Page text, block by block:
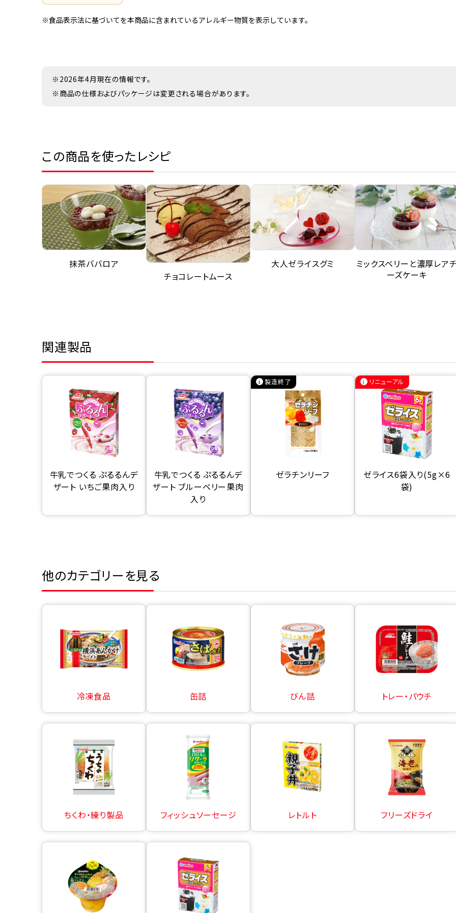
※食品表示法に基づいてを本商品に含まれているアレルギー物質を表示しています。
※2026年4月現在の情報です。
※商品の仕様およびパッケージは変更される場合があります。
この商品を使ったレシピ
抹茶ババロア
チョコレートムース
大人ゼライスグミ
ミックスベリーと濃厚レア
ーズケーキ
関連製品
牛乳でつくる ぷるるんデ
ザート いちご果肉入り
牛乳でつくる ぷるるんデ
ザート ブルーベリー果肉
入り
ゼラチンリーフ
製造終了
ゼライス6袋入り(5g×6
袋)
リニューアル
他のカテゴリーを見る
冷凍食品 缶詰 びん詰 トレー・パウチ
ちくわ・練り製品 フィッシュソーセージ レトルト フリーズドライ